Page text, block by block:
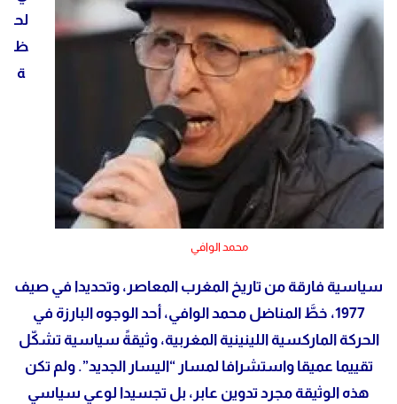
محمد الوافي
لح
ظ
ة
سياسية فارقة من تاريخ المغرب المعاصر، وتحديدا في صيف
1977، خطَّ المناضل محمد الوافي، أحد الوجوه البارزة في
الحركة الماركسية اللينينية المغربية، وثيقةً سياسية تشكّل
تقييما عميقا واستشرافا لمسار “اليسار الجديد”. ولم تكن
هذه الوثيقة مجرد تدوين عابر، بل تجسيدا لوعي سياسي